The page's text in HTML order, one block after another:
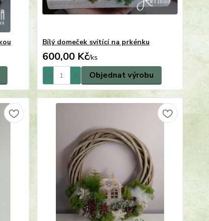
Bílý domeček svítící na prkénku
600,00 Kč/ks
Objednat výrobu